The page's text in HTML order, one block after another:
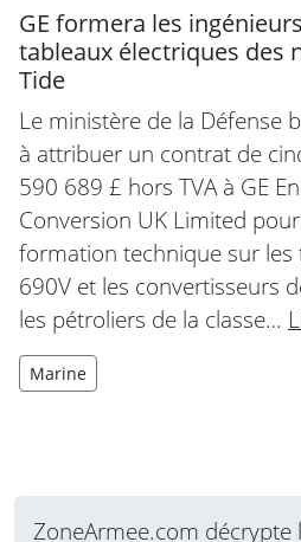
GE formera les
tableaux électriques des
Tide
Le ministère de la Défense
à attribuer un contrat de
590 689 £ hors TVA à GE
Conversion UK Limited
formation technique sur les
690V et les convertisseurs
les pétroliers de la classe…
Marine
ZoneArmee.com décrypte